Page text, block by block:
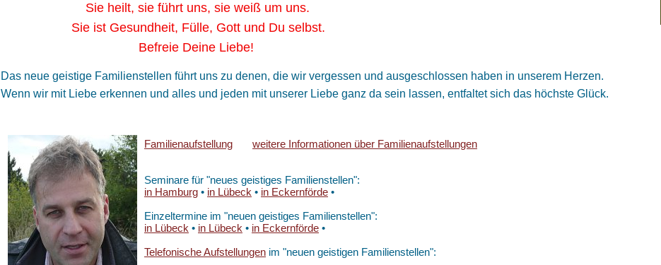
Sie heilt, sie führt uns, sie weiß um uns.
Sie ist Gesundheit, Fülle, Gott und Du selbst.
Befreie Deine Liebe!
Das neue geistige Familienstellen führt uns zu denen, die wir vergessen und ausgeschlossen haben in unserem Herzen.
Wenn wir mit Liebe erkennen und alles und jeden mit unserer Liebe ganz da sein lassen, entfaltet sich das höchste Glück.
Familienaufstellung weitere Informationen über Familienaufstellungen
Seminare für "neues geistiges Familienstellen":
in Hamburg • in Lübeck • in Eckernförde •
Einzeltermine im "neuen geistiges Familienstellen":
in Lübeck • in Lübeck • in Eckernförde •
Telefonische Aufstellungen im "neuen geistigen Familienstellen":